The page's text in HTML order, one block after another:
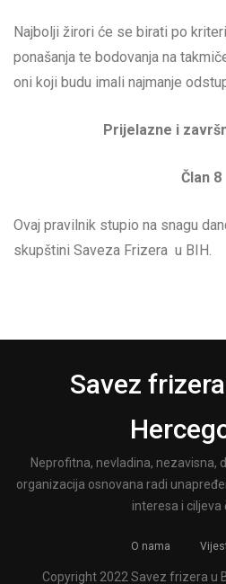
Najbolji žirori će se birati po
ponašanja te bodovanja na
oni koji budu imali najmanje
Prijelazne i
Član 8
Ovaj pravilnik stupio na snagu
skupštini Saveza Frizera u BIH.
Savez
Neprofitna, nevladina, nezavisna,
organizacija osnovana radi
interesa i ciljeva
O nama
Copyright 2022 Savez frizera u